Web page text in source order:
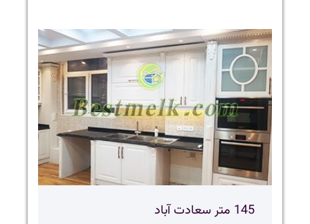
145 متر سعادت آباد